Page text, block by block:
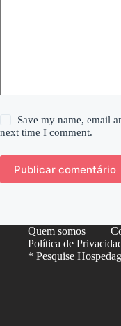
Save my name, email
next time I comment.
Publicar comentário
Quem somos
Política de
* Pesquise